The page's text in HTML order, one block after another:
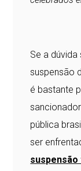
Se a
suspensão
é bastante
pública
ser